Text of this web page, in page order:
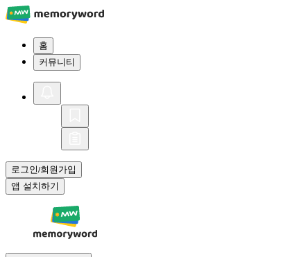
홈
커뮤니티
로그인/회원가입
앱 설치하기